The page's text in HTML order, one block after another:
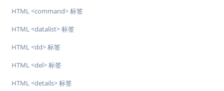
HTML <command> 标签
HTML <datalist> 标签
HTML <dd> 标签
HTML <del> 标签
HTML <details> 标签